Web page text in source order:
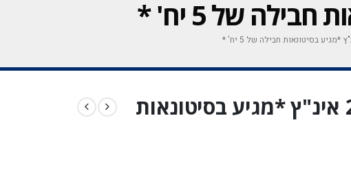
מיילר עלה ירוק 1 20 אינ"ץ *מגיע בסיטונאות